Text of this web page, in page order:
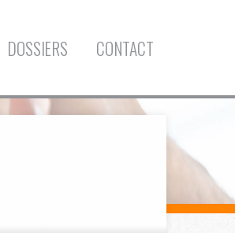
DOSSIERS CONTACT